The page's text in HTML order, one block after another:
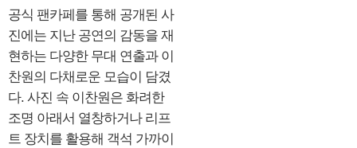
공식 팬카페를 통해 공개된 사
진에는 지난 공연의 감동을 재
현하는 다양한 무대 연출과 이
찬원의 다채로운 모습이 담겼
다. 사진 속 이찬원은 화려한
조명 아래서 열창하거나 리프
트 장치를 활용해 객석 가까이